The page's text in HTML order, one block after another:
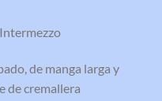
de manga larga y
de cremallera